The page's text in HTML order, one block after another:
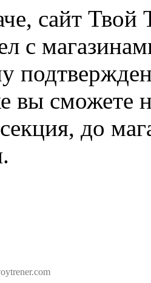
сайт Твой
с
вы сможете
до